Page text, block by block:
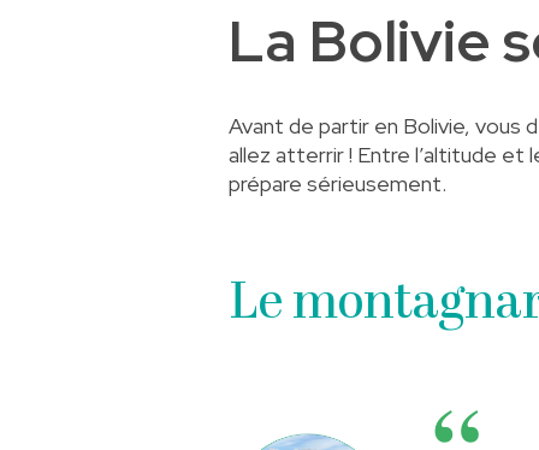
La Bolivie
Avant de partir en Bolivie, vous
allez atterrir ! Entre l’altitude et
prépare sérieusement.
Le